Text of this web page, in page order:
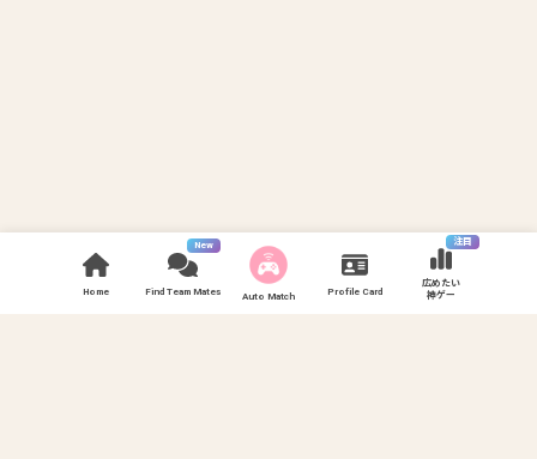
Home
New
Find Team Mates Auto Match Profile Card
注目
広めたい
神ゲー